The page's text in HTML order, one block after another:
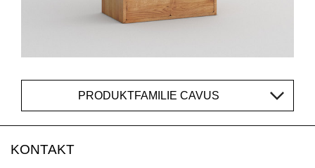
PRODUKTFAMILIE CAVUS
KONTAKT